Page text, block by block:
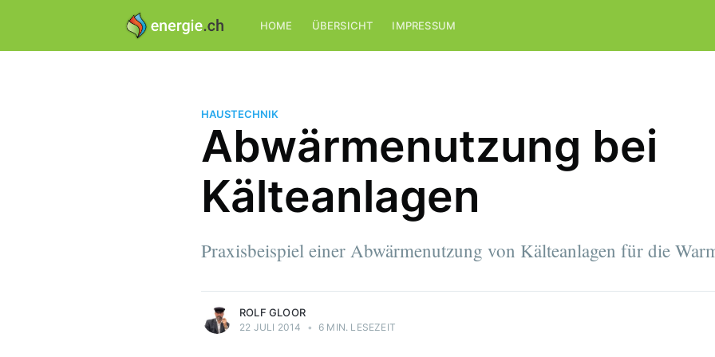
HOME ÜBERSICHT IMPRESSUM
HAUSTECHNIK
Abwärmenutzung bei
Kälteanlagen
Praxisbeispiel einer Abwärmenutzung von Kälteanlagen für die
Ingenieur für Energie- und Antriebstechnik
ROLF GLOOR
22 JULI 2014 • 6 MIN. LESEZEIT